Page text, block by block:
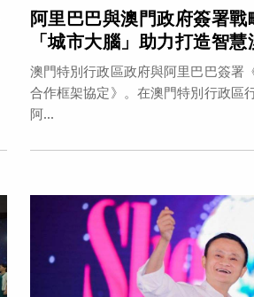
阿里巴巴與澳門政府簽署
「城市大腦」助力打造智慧
澳門特別行政區政府與阿里巴巴簽署
合作框架協定》。在澳門特別行政區
阿...